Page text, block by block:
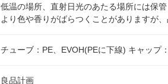
低温の場所、直射日光のあたる場所には保
より色や香りがばらつくことがありますが、
チューブ：PE、EVOH(PEに下線) キャップ
良品計画